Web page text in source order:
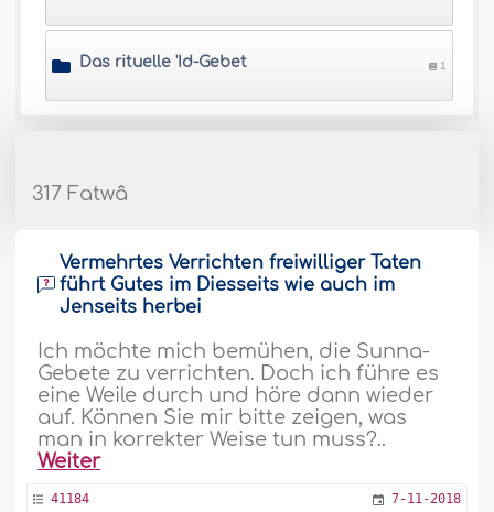
Das rituelle 'Id-Gebet 1
317 Fatwâ
Vermehrtes Verrichten freiwilliger Taten
führt Gutes im Diesseits wie auch im
Jenseits herbei
Ich möchte mich bemühen, die Sunna-
Gebete zu verrichten. Doch ich führe es
eine Weile durch und höre dann wieder
auf. Können Sie mir bitte zeigen, was
man in korrekter Weise tun muss?..
Weiter
41184 7-11-2018